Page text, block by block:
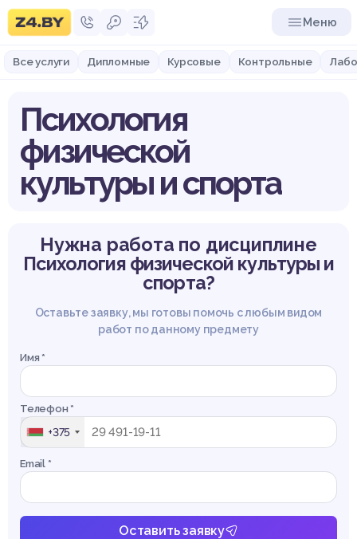
Меню
Все услуги Дипломные Курсовые Контрольные
Психология
физической
культуры и спорта
Нужна работа по дисциплине
Психология физической культуры и
спорта?
Оставьте заявку, мы готовы помочь с любым видом
работ по данному предмету
Имя *
Телефон *
+375
Email *
Оставить заявку